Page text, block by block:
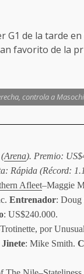
de la tarde
favorito de la
controla a
Arena). Premio:
Rápida (Récord:
Afleet–Maggie
Entrenador: Doug
: US$240.000.
por
Jinete: Mike Smith.